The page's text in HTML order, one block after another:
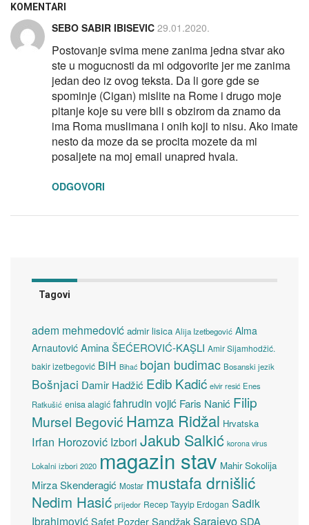
KOMENTARI
SEBO SABIR IBISEVIC 29.01.2020.
Postovanje svima mene zanima jedna stvar ako
ste u mogucnosti da mi odgovorite jer me zanima
jedan deo iz ovog teksta. Da li gore gde se
spominje (Cigan) mislite na Rome i drugo moje
pitanje koje su vere bili s obzirom da znamo da
ima Roma muslimana i onih koji to nisu. Ako imate
nesto da moze da se procita mozete da mi
posaljete na moj email unapred hvala.
ODGOVORI
Tagovi
adem mehmedović admir lisica Alija Izetbegović Alma
Arnautović Amina ŠEĆEROVIĆ-KAŞLI Amir Sijamhodžić.
bakir izetbegović BiH Bihać bojan budimac Bosanski jezik
Bošnjaci Damir Hadžić Edib Kadić elvir resić Enes
Ratkušić enisa alagić fahrudin vojić Faris Nanić Filip
Mursel Begović Hamza Ridžal Hrvatska
Irfan Horozović Izbori Jakub Salkić korona virus
Lokalni izbori 2020 magazin stav Mahir Sokolija
Mirza Skenderagić Mostar mustafa drnišlić
Nedim Hasić prijedor Recep Tayyip Erdogan Sadik
Ibrahimović Safet Pozder SandžakSarajevoSDA